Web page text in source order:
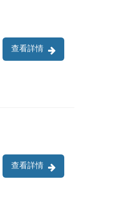
查看詳情
查看詳情